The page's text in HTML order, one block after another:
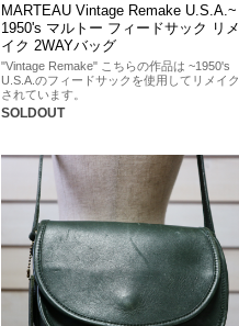
MARTEAU Vintage Remake U.S.A.~
1950's マルトー フィードサック リメ
イク 2WAYバッグ
"Vintage Remake" こちらの作品は ~1950's
U.S.A.のフィードサックを使用してリメイク
されています。
SOLDOUT